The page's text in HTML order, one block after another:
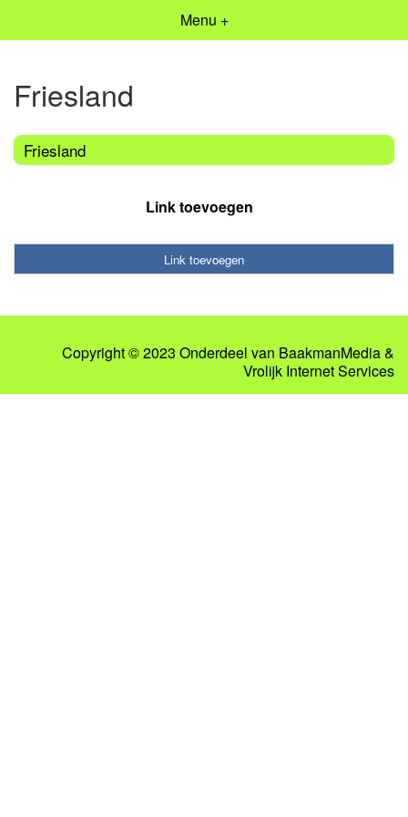
Menu +
Friesland
Friesland
Link toevoegen
Link toevoegen
Copyright © 2023 Onderdeel van BaakmanMedia&
Vrolijk Internet Services